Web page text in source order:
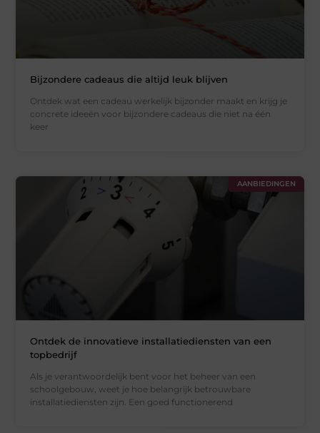
Bijzondere cadeaus die altijd leuk blijven
Ontdek wat een cadeau werkelijk bijzonder maakt en krijg je
concrete ideeën voor bijzondere cadeaus die niet na één
keer
AANBIEDINGEN
Ontdek de innovatieve installatiediensten van een
topbedrijf
Als je verantwoordelijk bent voor het beheer van een
schoolgebouw, weet je hoe belangrijk betrouwbare
installatiediensten zijn. Een goed functionerend